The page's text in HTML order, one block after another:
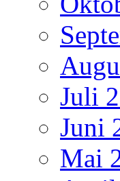
Juli
Juni
Mai